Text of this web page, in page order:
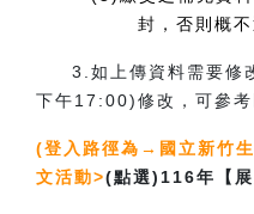
封，否則概
3.如上傳資料需要修
下午17:00)修改，可參考
(登入路徑為→國立新竹
文活動>(點選)116年【展